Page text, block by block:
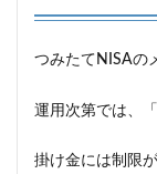
つみたてNISAの
運用次第では、
掛け金には制限